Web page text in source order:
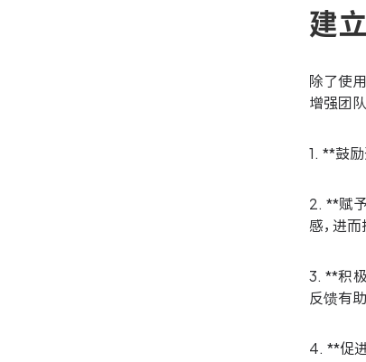
建
除了使
增强团
1. **鼓
2. **赋
感，进
3. **积
反馈有
4. **促